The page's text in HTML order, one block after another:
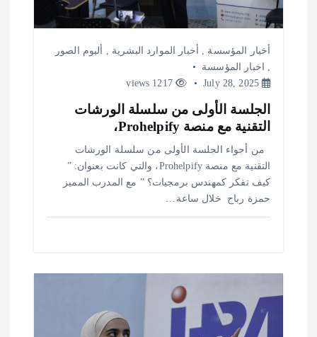
أخبار المؤسسة أخبار الموارد البشرية
ألبوم الصور
اخبار المؤسسة
July 28, 2025
1217 views
الجلسة الأولى من سلسلة الورشات
التقنية مع منصة Prohelpify،
من أجواء الجلسة الأولى من سلسلة الورشات
التقنية مع منصة Prohelpify، والتي كانت بعنوان: ”
كيف تفكر كمهندس برمجيات؟ ” مع المدرب المميز
حمزة رباح ‍ خلال ساعة…